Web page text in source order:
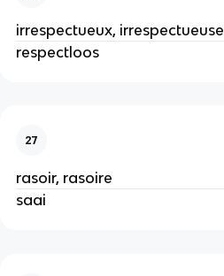
irrespectueux, irrespectueuse
respectloos
27
rasoir, rasoire
saai